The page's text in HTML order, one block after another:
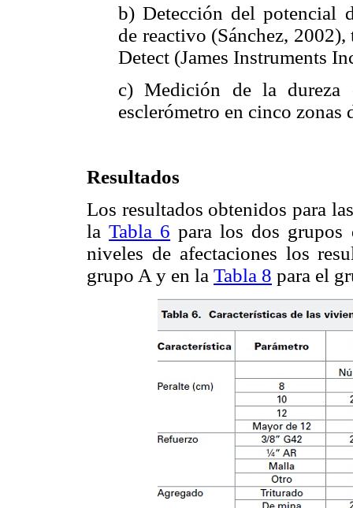
b) Detección del potencial
de reactivo (Sánchez,
Detect (James Instruments
c) Medición de la dureza
esclerómetro en cinco
Resultados
Los resultados obtenidos para
laTabla 6 para los dos grupos
niveles de afectaciones los
grupo A y en la Tabla 8 para el